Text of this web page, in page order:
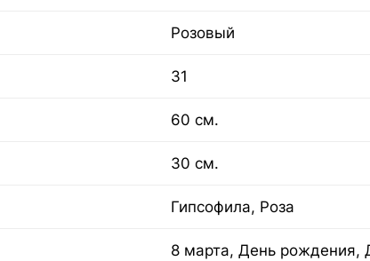
Розовый
31
60 см.
30 см.
Гипсофила, Роза
8 марта, День рождения,